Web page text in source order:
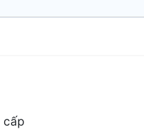
cấp